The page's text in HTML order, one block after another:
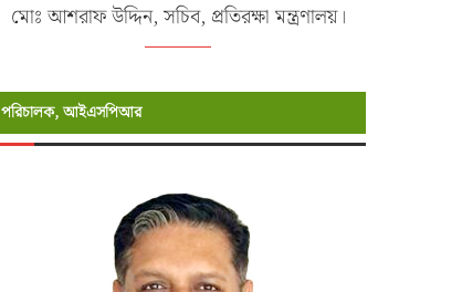
মোঃ আশরাফ উদ্দিন, সচিব, প্রতিরক্ষা মন্ত্রণালয়।
পরিচালক, আইএসপিআর